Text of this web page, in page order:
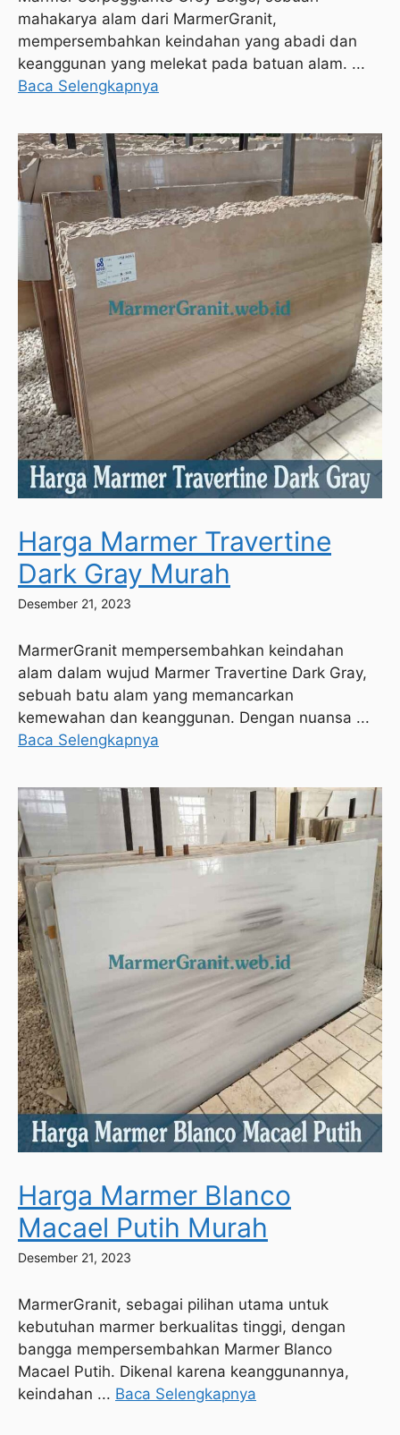
mahakarya alam dari MarmerGranit,
mempersembahkan keindahan yang abadi dan
keanggunan yang melekat pada batuan alam. ...
Baca Selengkapnya
Harga Marmer Travertine
Dark Gray Murah
Desember 21, 2023
MarmerGranit mempersembahkan keindahan
alam dalam wujud Marmer Travertine Dark Gray,
sebuah batu alam yang memancarkan
kemewahan dan keanggunan. Dengan nuansa ...
Baca Selengkapnya
Harga Marmer Blanco
Macael Putih Murah
Desember 21, 2023
MarmerGranit, sebagai pilihan utama untuk
kebutuhan marmer berkualitas tinggi, dengan
bangga mempersembahkan Marmer Blanco
Macael Putih. Dikenal karena keanggunannya,
keindahan ... Baca Selengkapnya